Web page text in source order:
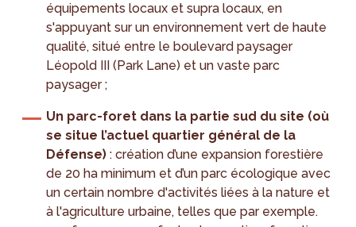
équipements locaux et supra locaux, en
s'appuyant sur un environnement vert de haute
qualité, situé entre le boulevard paysager
Léopold III (Park Lane) et un vaste parc
paysager ;
Un parc-foret dans la partie sud du site (où
se situe l’actuel quartier général de la
Défense) : création d’une expansion forestière
de 20 ha minimum et d’un parc écologique avec
un certain nombre d'activités liées à la nature et
à l'agriculture urbaine, telles que par exemple.